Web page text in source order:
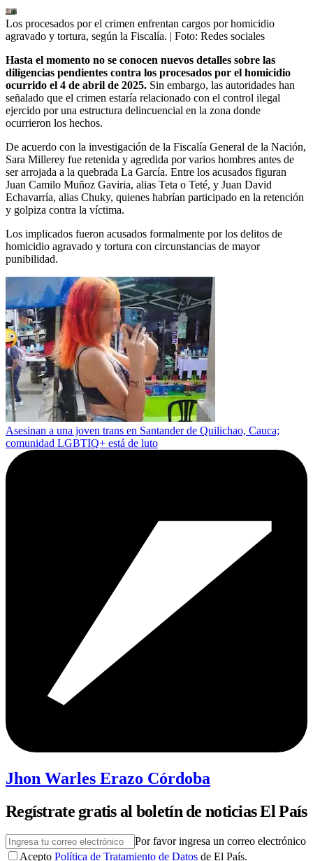
Los procesados por el crimen enfrentan cargos por homicidio
agravado y tortura, según la Fiscalía. | Foto: Redes sociales
Hasta el momento no se conocen nuevos detalles sobre las
diligencias pendientes contra los procesados por el homicidio
ocurrido el 4 de abril de 2025. Sin embargo, las autoridades han
señalado que el crimen estaría relacionado con el control ilegal
ejercido por una estructura delincuencial en la zona donde
ocurrieron los hechos.
De acuerdo con la investigación de la Fiscalía General de la Nación,
Sara Millerey fue retenida y agredida por varios hombres antes de
ser arrojada a la quebrada La García. Entre los acusados figuran
Juan Camilo Muñoz Gaviria, alias Teta o Teté, y Juan David
Echavarría, alias Chuky, quienes habrían participado en la retención
y golpiza contra la víctima.
Los implicados fueron acusados formalmente por los delitos de
homicidio agravado y tortura con circunstancias de mayor
punibilidad.
Asesinan a una joven trans en Santander de Quilichao, Cauca;
comunidad LGBTIQ+ está de luto
Jhon Warles Erazo Córdoba
Regístrate gratis al boletín de noticias El País
Por favor ingresa un correo electrónico
Acepto Política de Tratamiento de Datos de El País.